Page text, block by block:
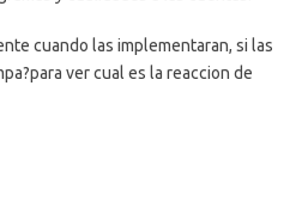
cuando las implementaran, si las
ver cual es la reaccion de